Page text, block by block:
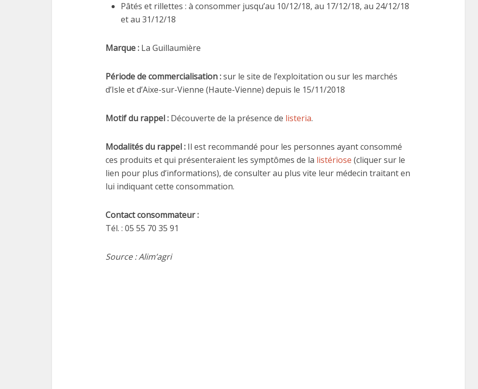
Pâtés et rillettes : à consommer jusqu’au 10/12/18, au 17/12/18, au 24/12/18
et au 31/12/18
Marque : La Guillaumière
Période de commercialisation :sur le site de l’exploitation ou sur les marchés
d’Isle et d’Aixe-sur-Vienne (Haute-Vienne) depuis le 15/11/2018
Motif du rappel : Découverte de la présence de listeria.
Modalités du rappel : Il est recommandé pour les personnes ayant consommé
ces produits et qui présenteraient les symptômes de la listériose (cliquer sur le
lien pour plus d’informations), de consulter au plus vite leur médecin traitant en
lui indiquant cette consommation.
Contact consommateur:
Tél. : 05 55 70 35 91
Source : Alim’agri